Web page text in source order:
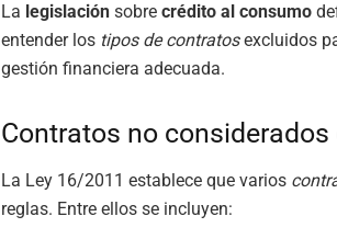
La legislación sobre crédito al consumo
entender los tipos de contratosexcluidos
gestión financiera adecuada.
Contratos no
La Ley 16/2011 establece que varios
reglas. Entre ellos se incluyen: